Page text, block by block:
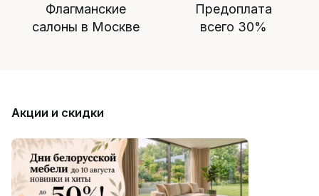
Флагманские
салоны в Москве
Предоплата
всего 30%
Акции и скидки